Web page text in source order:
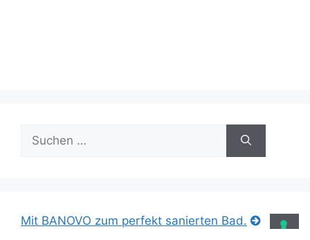
nach:
Mit BANOVO zum perfekt sanierten Bad.